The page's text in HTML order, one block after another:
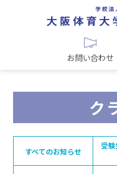
お問い合わせ
ク
すべてのお知らせ
受験